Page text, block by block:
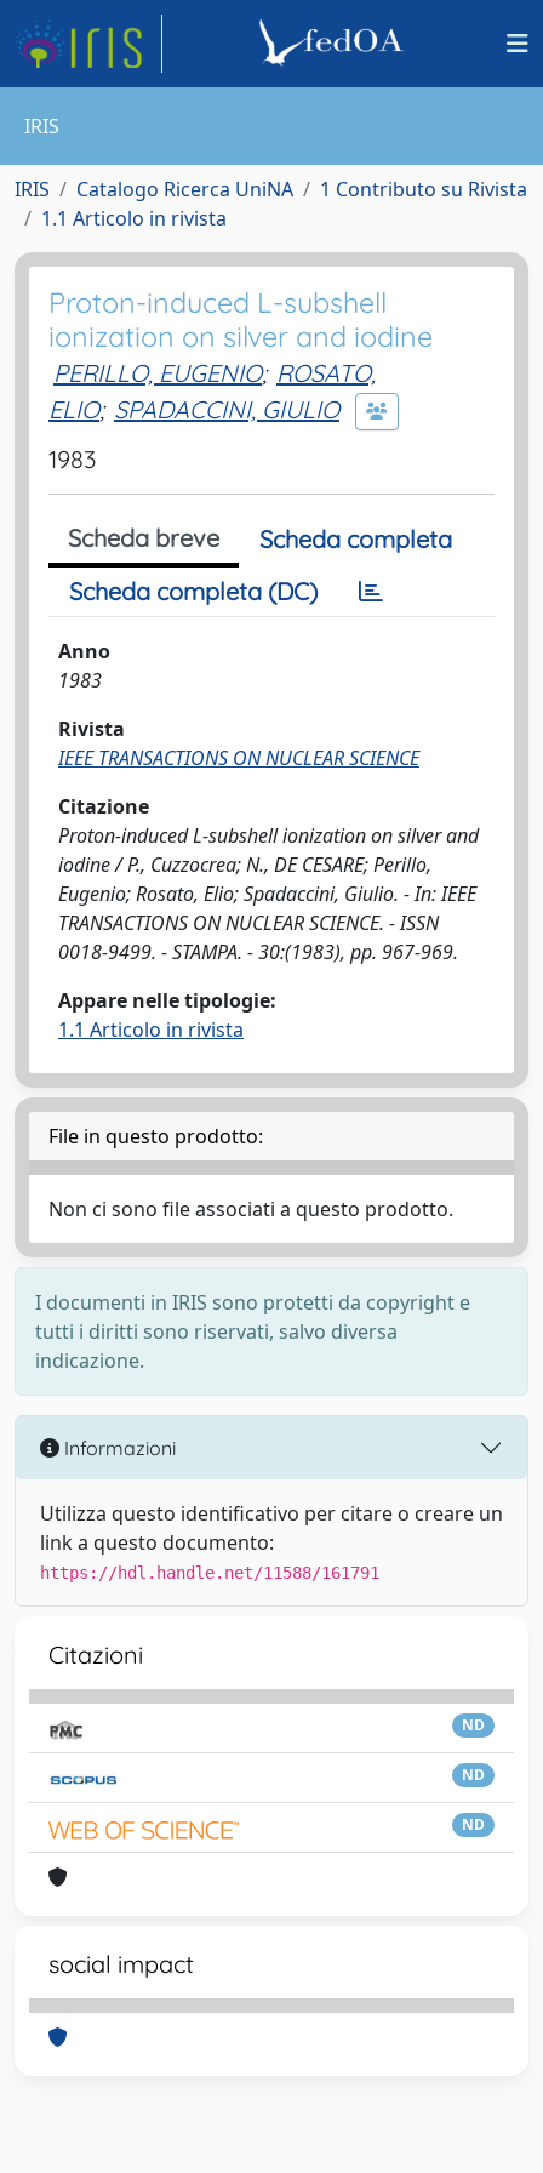
IRIS
IRIS Catalogo Ricerca UniNA
1 Contributo su Rivista
1.1 Articolo in rivista
Proton-induced L-subshell
ionization on silver and iodine
PERILLO, EUGENIO; ROSATO,
ELIO; SPADACCINI, GIULIO
1983
Scheda breve
Scheda completa
Scheda completa (DC)
Anno
1983
Rivista
IEEE TRANSACTIONS ON NUCLEAR SCIENCE
Citazione
Proton-induced L-subshell ionization on silver and
iodine / P., Cuzzocrea; N., DE CESARE; Perillo,
Eugenio; Rosato, Elio; Spadaccini, Giulio. - In: IEEE
TRANSACTIONS ON NUCLEAR SCIENCE. - ISSN
0018-9499. - STAMPA. - 30:(1983), pp. 967-969.
Appare nelle tipologie:
1.1 Articolo in rivista
File in questo prodotto:
Non ci sono file associati a questo prodotto.
I documenti in IRIS sono protetti da copyright e
tutti i diritti sono riservati, salvo diversa
indicazione.
Informazioni
Utilizza questo identificativo per citare o creare un
link a questo documento:
https://hdl.handle.net/11588/161791
Citazioni
ND
ND
ND
social impact